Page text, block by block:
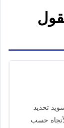
هناك 3 حقول
تحديد
حسب